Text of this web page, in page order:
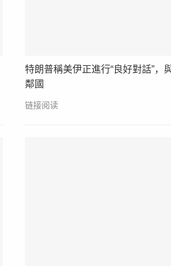
特朗普稱美伊正進行“良好對話”，
鄰國
链接阅读